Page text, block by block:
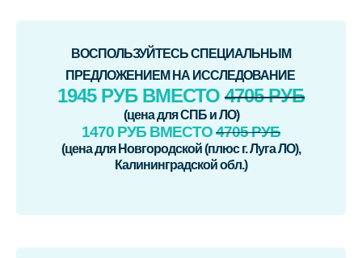
ВОСПОЛЬЗУЙТЕСЬ СПЕЦИАЛЬНЫМ
ПРЕДЛОЖЕНИЕМ НА ИССЛЕДОВАНИЕ
1945 РУБ ВМЕСТО 4705 РУБ
(цена для СПБ и ЛО)
1470 РУБ ВМЕСТО4705 РУБ
(цена для Новгородской (плюс г. Луга ЛО),
Калининградской обл.)